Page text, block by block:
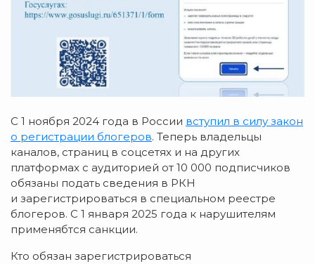
С 1 ноября 2024 года в России вступил в силу закон
о регистрации блогеров. Теперь владельцы
каналов, страниц в соцсетях и на других
платформах с аудиторией от 10 000 подписчиков
обязаны подать сведения в РКН
и зарегистрироваться в специальном реестре
блогеров. С 1 января 2025 года к нарушителям
применябтся санкции.
Кто обязан зарегистрироваться